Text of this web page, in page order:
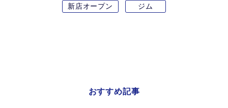
新店オープン ジム
おすすめ記事